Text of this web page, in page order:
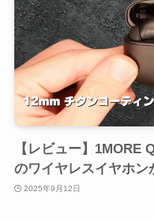
【レビュー】1MORE
のワイヤレスイヤホン
2025年9月12日